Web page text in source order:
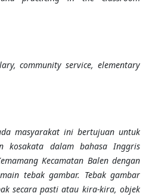
community service, elementary
masyarakat ini bertujuan untuk
kosakata dalam bahasa Inggris
Kecamatan Balen dengan
tebak gambar. Tebak gambar
secara pasti atau kira-kira, objek